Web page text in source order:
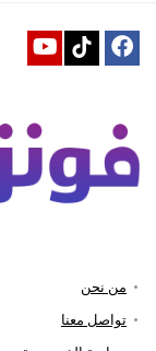
من نحن
تواصل معنا